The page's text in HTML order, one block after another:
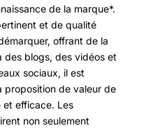
de la marque*.
et de qualité
offrant de la
des blogs, des vidéos et
sociaux, il est
proposition de valeur de
et efficace. Les
non seulement